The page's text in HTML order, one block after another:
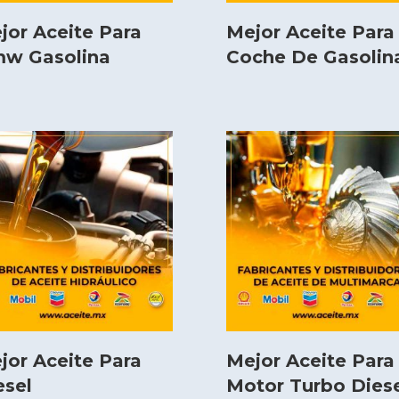
Aceite Para
Gasolina
Mejor Aceite Para
Coche De
Aceite Para
Mejor Aceite Para
Motor Turbo